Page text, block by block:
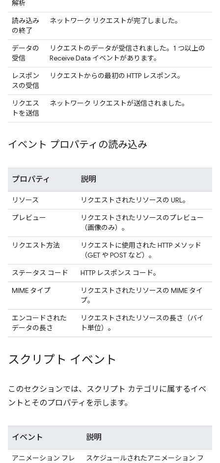
解析
読み込み
の終了
ネットワーク リクエストが完了しました。
データの
受信
リクエストのデータが受信されました。1 つ以上の
Receive Data イベントがあります。
レスポン
スの受信
リクエストからの最初の HTTP レスポンス。
リクエス
トを送信
ネットワーク リクエストが送信されました。
イベント プロパティの読み込み
プロパティ 説明
リソース
リクエストされたリソースの URL。
プレビュー
リクエストされたリソースのプレビュー
（画像のみ）。
リクエスト方法
リクエストに使用された HTTP メソッド
（GET や POST など）。
ステータス コード
HTTP レスポンス コード。
MIME タイプ
リクエストされたリソースの MIME タイ
プ。
エンコードされた
データの長さ
リクエストされたリソースの長さ（バイ
ト単位）。
スクリプト イベント
このセクションでは、スクリプト カテゴリに属するイベ
ントとそのプロパティを示します。
イベント 説明
アニメーション フレ
スケジュールされたアニメーション フ